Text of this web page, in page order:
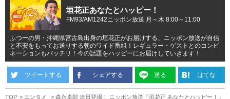
垣花正あなたとハッピー！
FM93/AM1242ニッポン放送 月～木 8:00～11:00
ふつーの男・沖縄県宮古島出身の垣花正がお届けする、ニッポン放送が自信
と不安をもってお送りする朝のワイド番組！レギュラー・ゲストとのコンビ
ネーションもバッチリ！今の話題をハッピーにお届けしていきます！
ツイートする シェアする 送る はてな
TOP エンタメ
森永卓郎 連日登場！ ニッポン放送『垣花正 あなたとハッピー！』